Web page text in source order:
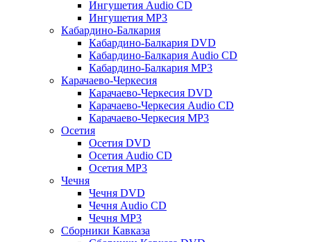
Ингушетия Audio CD
Ингушетия MP3
Кабардино-Балкария
Кабардино-Балкария DVD
Кабардино-Балкария Audio CD
Кабардино-Балкария MP3
Карачаево-Черкесия
Карачаево-Черкесия DVD
Карачаево-Черкесия Audio CD
Карачаево-Черкесия MP3
Осетия
Осетия DVD
Осетия Audio CD
Осетия MP3
Чечня
Чечня DVD
Чечня Audio CD
Чечня MP3
Сборники Кавказа